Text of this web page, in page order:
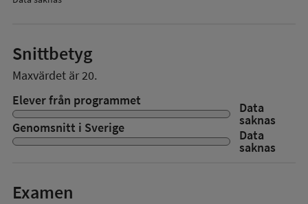
Snittbetyg
Maxvärdet är 20.
Elever från programmet
Data
saknas
Genomsnitt i Sverige Data
saknas
Examen